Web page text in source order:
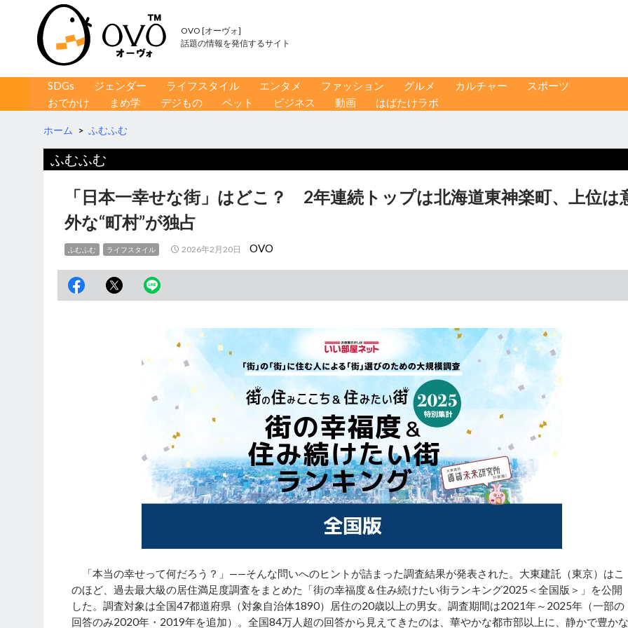
OVO [オーヴォ]
話題の情報を発信するサイト
コンテンツへ移動
SDGs ジェンダー ライフスタイル エンタメ ファッション グルメ カルチャー
スポーツ
おでかけ
まめ学 デジもの ペット ビジネス 動画 はばたけラボ
ホーム > ふむふむ
ふむふむ
「日本一幸せな街」はどこ？ 2年連続トップは北海道東神楽町、上位は
外な“町村”が独占
ふむふむ ライフスタイル 2026年2月20日 OVO
「本当の幸せって何だろう？」——そんな問いへのヒントが詰まった調査結果が発表された。大東建託（東京）はこ
のほど、過去最大級の居住満足度調査をまとめた「街の幸福度＆住み続けたい街ランキング2025＜全国版＞」を公開
した。調査対象は全国47都道府県（対象自治体1890）居住の20歳以上の男女。調査期間は2021年～2025年（一部の
回答のみ2020年・2019年を追加）。全国84万人超の回答から見えてきたのは、華やかな都市部以上に、静かで豊かな